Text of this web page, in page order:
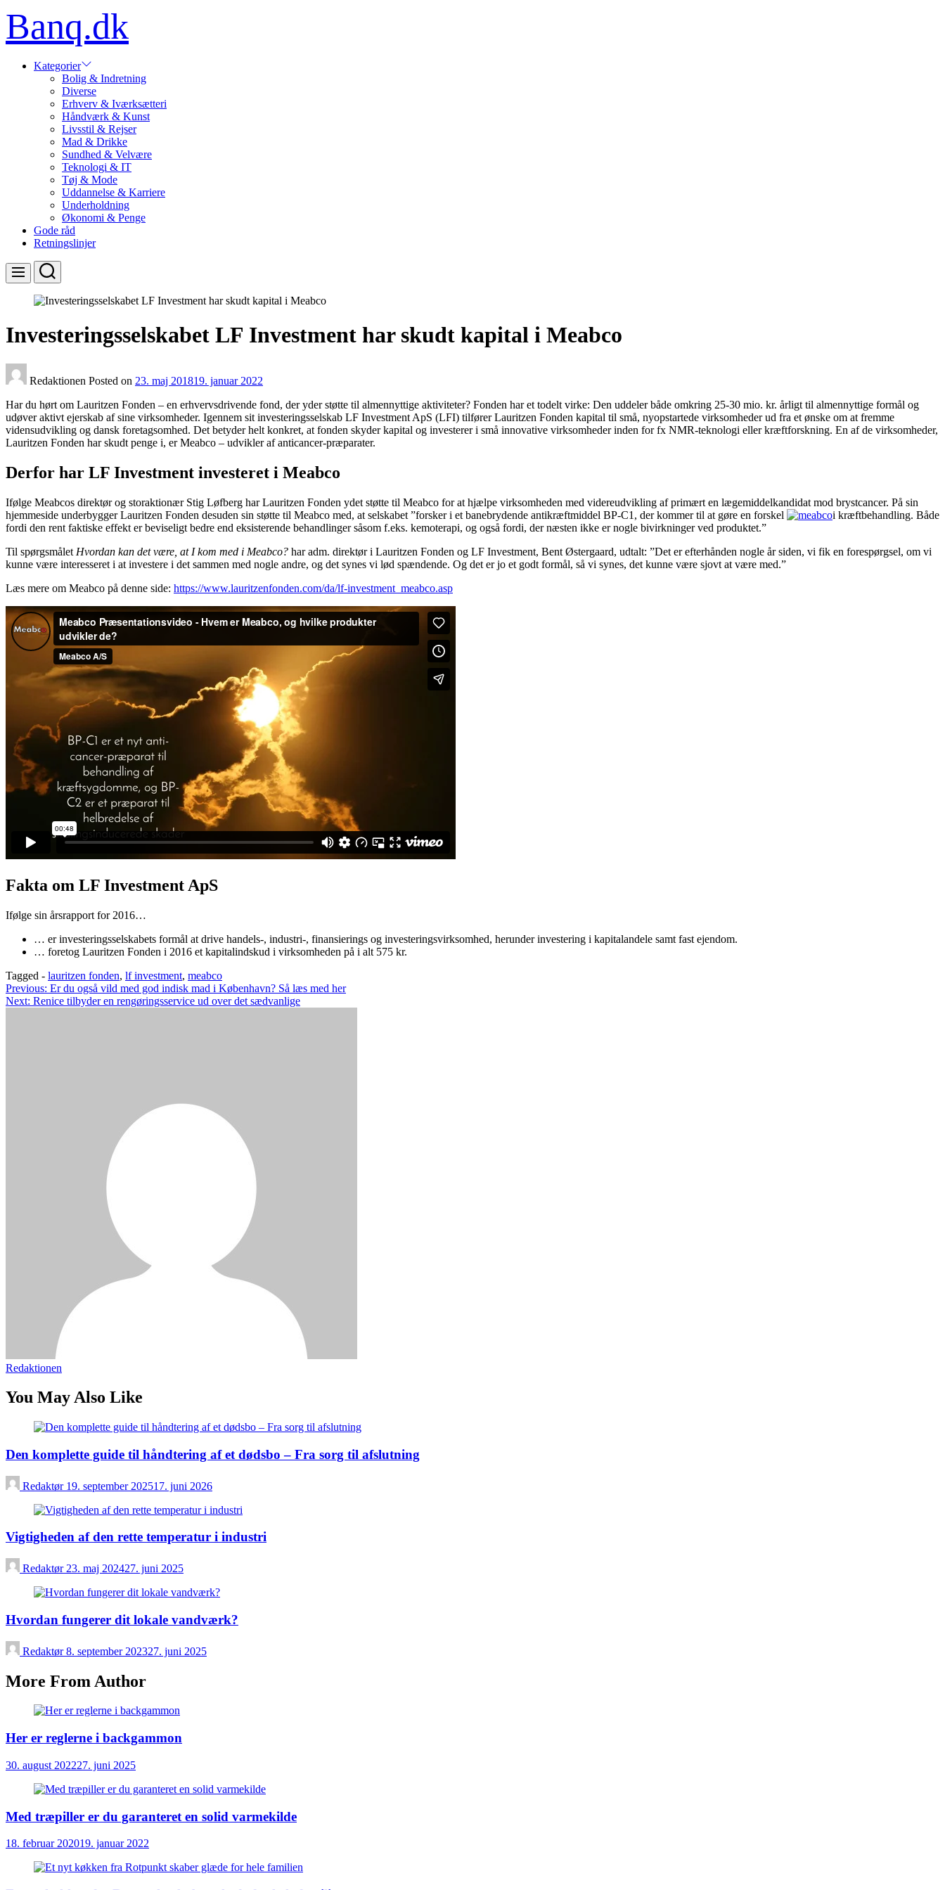
to
content
Banq.dk
Kategorier
Bolig & Indretning
Diverse
Erhverv & Iværksætteri
Håndværk & Kunst
Livsstil & Rejser
Mad & Drikke
Sundhed & Velvære
Teknologi & IT
Tøj & Mode
Uddannelse & Karriere
Underholdning
Økonomi & Penge
Gode råd
Retningslinjer
Menu Search
Investeringsselskabet LF Investment har skudt kapital i Meabco
Redaktionen Posted on 23. maj 201819. januar 2022
Har du hørt om Lauritzen Fonden – en erhvervsdrivende fond, der yder støtte til almennyttige aktiviteter? Fonden har et todelt virke: Den uddeler både omkring 25-30 mio. kr. årligt til almennyttige formål og
udøver aktivt ejerskab af sine virksomheder. Igennem sit investeringsselskab LF Investment ApS (LFI) tilfører Lauritzen Fonden kapital til små, nyopstartede virksomheder ud fra et ønske om at fremme
vidensudvikling og dansk foretagsomhed. Det betyder helt konkret, at fonden skyder kapital og investerer i små innovative virksomheder inden for fx NMR-teknologi eller kræftforskning. En af de virksomheder,
Lauritzen Fonden har skudt penge i, er Meabco – udvikler af anticancer-præparater.
Derfor har LF Investment investeret i Meabco
Ifølge Meabcos direktør og storaktionær Stig Løfberg har Lauritzen Fonden ydet støtte til Meabco for at hjælpe virksomheden med videreudvikling af primært en lægemiddelkandidat mod brystcancer. På sin
hjemmeside underbygger Lauritzen Fonden desuden sin støtte til Meabco med, at selskabet ”forsker i et banebrydende antikræftmiddel BP-C1, der kommer til at gøre en forskel
i kræftbehandling. Både
fordi den rent faktiske effekt er beviseligt bedre end eksisterende behandlinger såsom f.eks. kemoterapi, og også fordi, der næsten ikke er nogle bivirkninger ved produktet.”
Til spørgsmålet Hvordan kan det være, at I kom med i Meabco? har adm. direktør i Lauritzen Fonden og LF Investment, Bent Østergaard, udtalt: ”Det er efterhånden nogle år siden, vi fik en forespørgsel, om vi
kunne være interesseret i at investere i det sammen med nogle andre, og det synes vi lød spændende. Og det er jo et godt formål, så vi synes, det kunne være sjovt at være med.”
Læs mere om Meabco på denne side: https://www.lauritzenfonden.com/da/lf-investment_meabco.asp
Fakta om LF Investment ApS
Ifølge sin årsrapport for 2016…
… er investeringsselskabets formål at drive handels-, industri-, finansierings og investeringsvirksomhed, herunder investering i kapitalandele samt fast ejendom.
… foretog Lauritzen Fonden i 2016 et kapitalindskud i virksomheden på i alt 575 kr.
Tagged - lauritzen fonden, lf investment, meabco
Indlægsnavigation
Previous: Er du også vild med god indisk mad i København? Så læs med her
Next: Renice tilbyder en rengøringsservice ud over det sædvanlige
Redaktionen
You May Also Like
Den komplette guide til håndtering af et dødsbo – Fra sorg til afslutning
Redaktør 19. september 202517. juni 2026
Vigtigheden af den rette temperatur i industri
Redaktør 23. maj 202427. juni 2025
Hvordan fungerer dit lokale vandværk?
Redaktør8. september 202327. juni 2025
More From Author
Her er reglerne i backgammon
30. august 202227. juni 2025
Med træpiller er du garanteret en solid varmekilde
18. februar 202019. januar 2022